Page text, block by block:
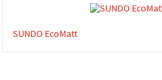
SUNDO EcoMatt